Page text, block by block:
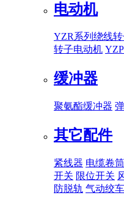
电动机
YZR系列绕线
转子电动机
缓冲器
聚氨酯缓冲器
其它配件
紧线器 电缆卷筒
开关 限位开关
防脱轨 气动绞车